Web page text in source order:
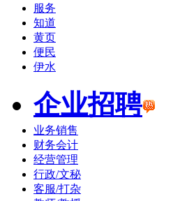
服务
知道
黄页
便民
伊水
企业招聘
业务销售
财务会计
经营管理
行政/文秘
客服/打杂